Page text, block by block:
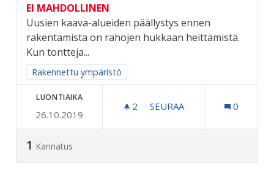
EI MAHDOLLINEN
Uusien kaava-alueiden päällystys ennen
rakentamista on rahojen hukkaan heittämistä.
Kun tontteja...
Rajaa tulokset aihepiirin mukaan: Rakennettu ympäristö
Rakennettu ympäristö
LUONTIAIKA
26.10.2019
2 2 SEURAAJAA
SEURAA 0
1 Kannatus